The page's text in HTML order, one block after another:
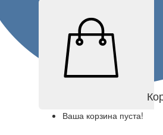
Ваша корзина пуста!